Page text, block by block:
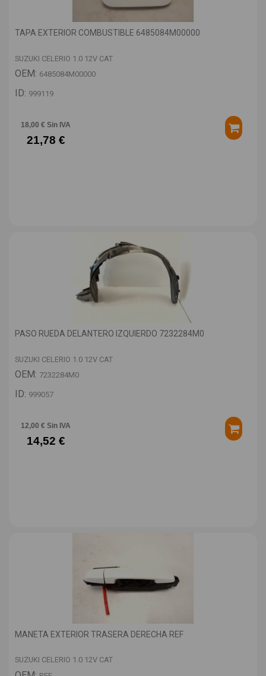
TAPA EXTERIOR COMBUSTIBLE 6485084M00000
SUZUKI CELERIO 1.0 12V CAT
OEM: 6485084M00000
ID: 999119
18,00 € Sin IVA
21,78 €
PASO RUEDA DELANTERO IZQUIERDO 7232284M0
SUZUKI CELERIO 1.0 12V CAT
OEM: 7232284M0
ID: 999057
12,00 € Sin IVA
14,52 €
MANETA EXTERIOR TRASERA DERECHA REF
SUZUKI CELERIO 1.0 12V CAT